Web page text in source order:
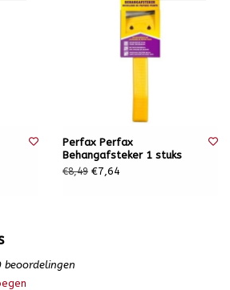
Perfax Perfax
Behangafsteker 1 stuks
€8,49 €7,64
beoordelingen